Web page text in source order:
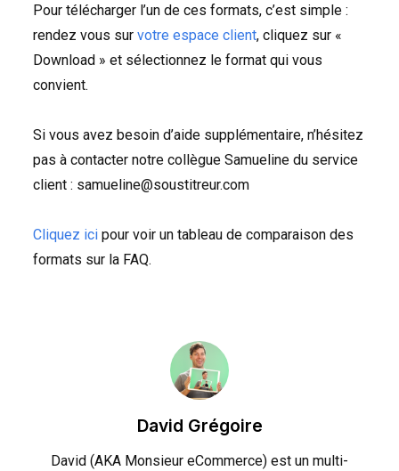
Pour télécharger l’un de ces formats, c’est simple :
rendez vous sur votre espace client, cliquez sur «
Download » et sélectionnez le format qui vous
convient.
Si vous avez besoin d’aide supplémentaire, n’hésitez
pas à contacter notre collègue Samueline du service
client : samueline@soustitreur.com
Cliquez icipour voir un tableau de comparaison des
formats sur la FAQ.
David Grégoire
David (AKA Monsieur eCommerce) est un multi-